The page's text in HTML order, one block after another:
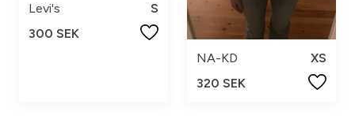
Levi's
S
300 SEK
NA-KD
XS
320 SEK